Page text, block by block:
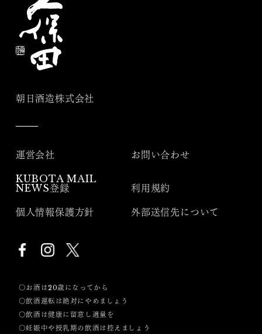
朝日酒造株式会社
運営会社 お問い合わせ
KUBOTA MAIL
NEWS登録
利用規約
個人情報保護方針 外部送信先について
〇お酒は20歳になってから
〇飲酒運転は絶対にやめましょう
〇飲酒は健康に留意し適量を
〇妊娠中や授乳期の飲酒は控えましょう